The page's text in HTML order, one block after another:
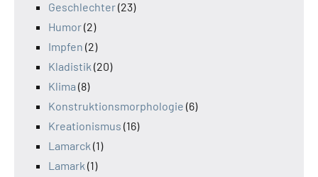
Geschlechter(23)
Humor(2)
Impfen (2)
Kladistik (20)
Klima (8)
Konstruktionsmorphologie (6)
Kreationismus (16)
Lamarck (1)
Lamark (1)